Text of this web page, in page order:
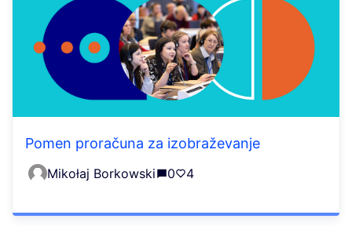
Pomen proračuna za izobraževanje
Mikołaj Borkowski 0 4